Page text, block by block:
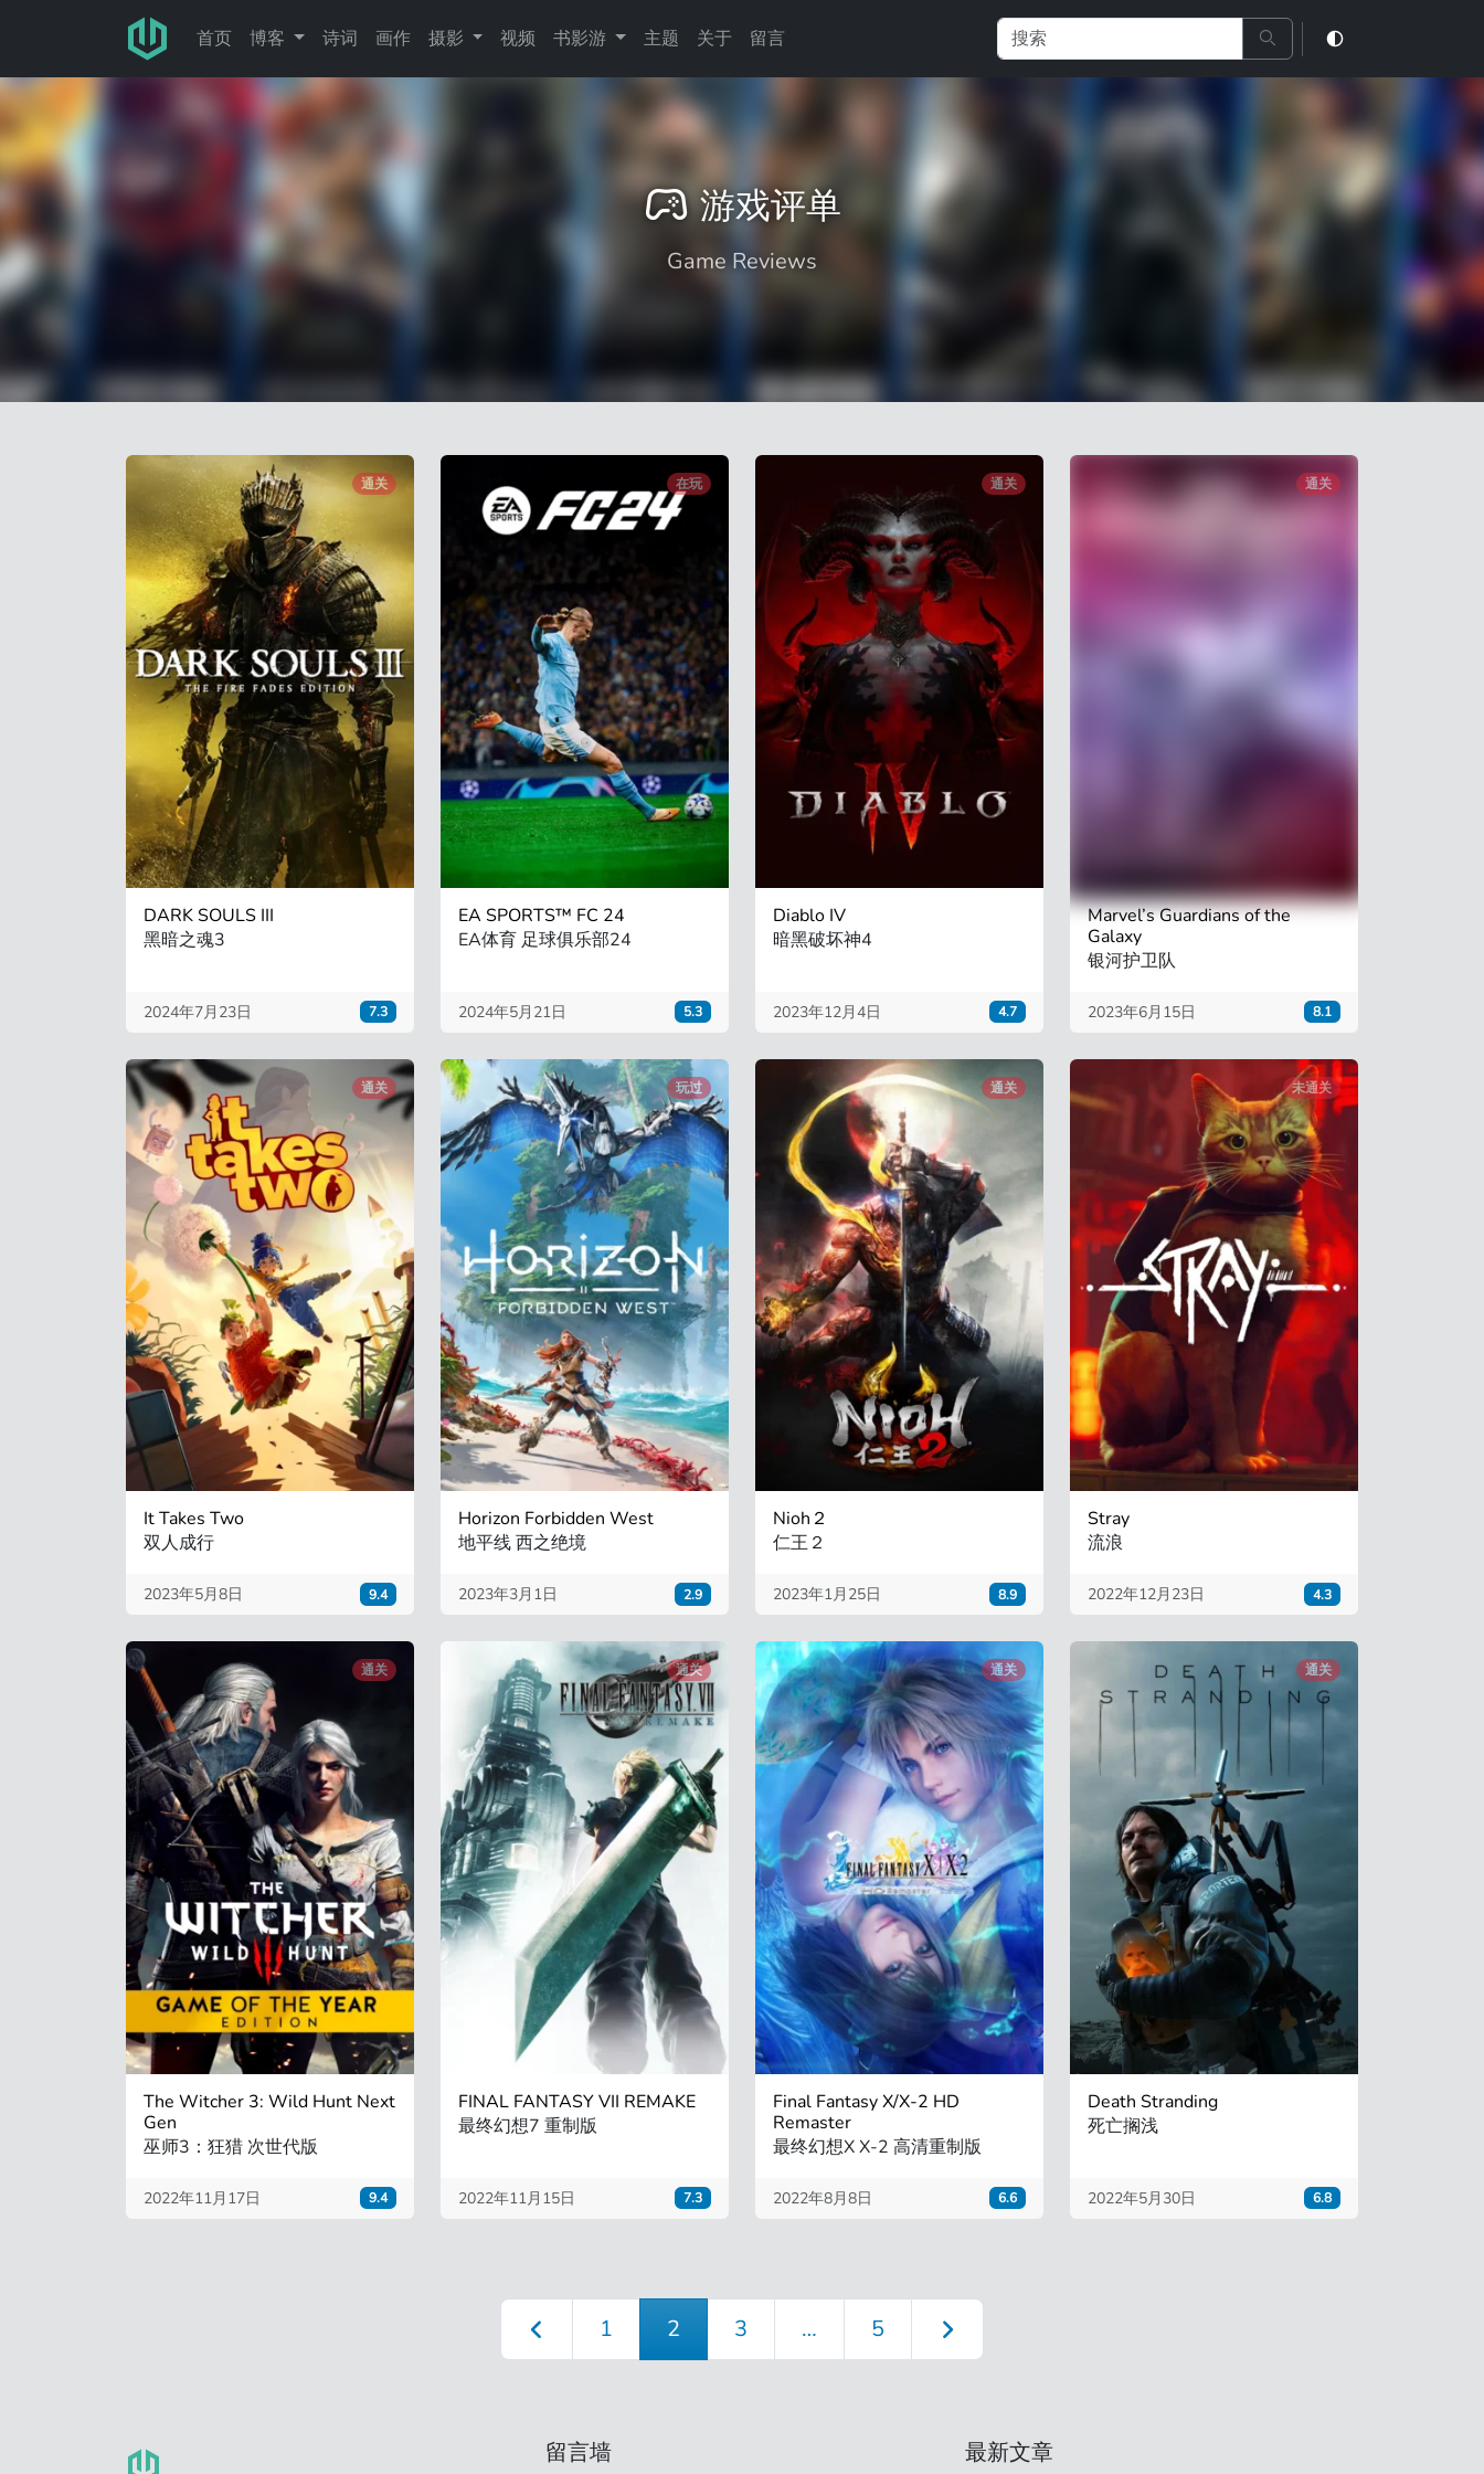
首页
博客 诗词 画作 摄影 视频 书影游 主题 关于 留言
游戏评单
Game Reviews
通关
DARK SOULS III
黑暗之魂3
2024年7月23日 7.3
在玩
EA SPORTS™ FC 24
EA体育 足球俱乐部24
2024年5月21日 5.3
通关
Diablo IV
暗黑破坏神4
2023年12月4日 4.7
通关
Marvel’s Guardians of the
Galaxy
银河护卫队
2023年6月15日 8.1
通关
It Takes Two
双人成行
2023年5月8日 9.4
玩过
Horizon Forbidden West
地平线 西之绝境
2023年3月1日 2.9
通关
Nioh２
仁王２
2023年1月25日 8.9
未通关
Stray
流浪
2022年12月23日 4.3
通关
The Witcher 3: Wild Hunt Next
Gen
巫师3：狂猎 次世代版
2022年11月17日 9.4
通关
FINAL FANTASY VII REMAKE
最终幻想7 重制版
2022年11月15日 7.3
通关
Final Fantasy X/X-2 HD
Remaster
最终幻想X X-2 高清重制版
2022年8月8日 6.6
通关
Death Stranding
死亡搁浅
2022年5月30日 6.8
1 2 3 … 5
留言墙 最新文章